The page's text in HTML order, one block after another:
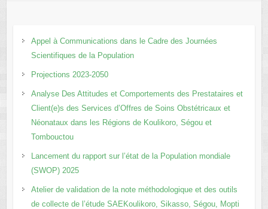
Appel à Communications dans le Cadre des Journées
Scientifiques de la Population
Projections 2023-2050
Analyse Des Attitudes et Comportements des Prestataires et
Client(e)s des Services d’Offres de Soins Obstétricaux et
Néonataux dans les Régions de Koulikoro, Ségou et
Tombouctou
Lancement du rapport sur l’état de la Population mondiale
(SWOP) 2025
Atelier de validation de la note méthodologique et des outils
de collecte de l’étude SAEKoulikoro, Sikasso, Ségou, Mopti